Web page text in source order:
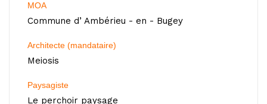
MOA
Commune d’ Ambérieu - en - Bugey
Architecte (mandataire)
Meiosis
Paysagiste
Le perchoir paysage